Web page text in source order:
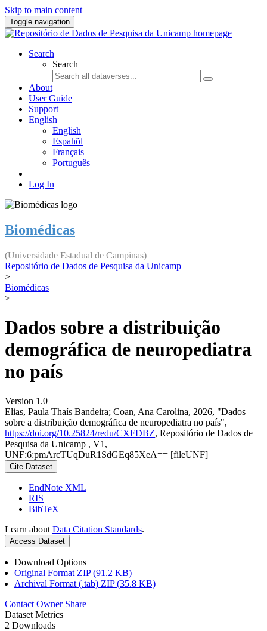
Skip to main content
Toggle navigation
Search
Search
About
User Guide
Support
English
English
Espahõl
Français
Português
Log In
Biomédicas
(Universidade Estadual de Campinas)
Repositório de Dados de Pesquisa da Unicamp
>
Biomédicas
>
Dados sobre a distribuição
demográfica de neuropediatra
no país
Version 1.0
Elias, Paula Thaís Bandeira; Coan, Ana Carolina, 2026, "Dados
sobre a distribuição demográfica de neuropediatra no país",
https://doi.org/10.25824/redu/CXFDBZ, Repositório de Dados de
Pesquisa da Unicamp , V1,
UNF:6:pmArcTUqDuR1SdGEq85XeA== [fileUNF]
Cite Dataset
EndNote XML
RIS
BibTeX
Learn about Data Citation Standards.
Access Dataset
Download Options
Original Format ZIP (91.2 KB)
Archival Format (.tab) ZIP (35.8 KB)
Contact Owner Share
Dataset Metrics
2 Downloads